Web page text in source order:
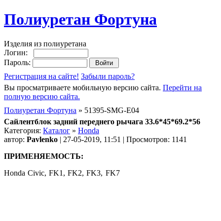
Полиуретан Фортуна
Изделия из полиуретана
Логин:
Пароль:
Регистрация на сайте! Забыли пароль?
Вы просматриваете мобильную версию сайта. Перейти на
полную версию сайта.
Полиуретан Фортуна » 51395-SMG-E04
Сайлентблок задний переднего рычага 33.6*45*69.2*56
Категория: Каталог » Honda
автор: Pavlenko | 27-05-2019, 11:51 | Просмотров: 1141
ПРИМЕНЯЕМОСТЬ:
Honda Civic, FK1, FK2, FK3, FK7